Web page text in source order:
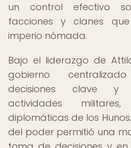
un control efectivo
facciones y clanes
imperio nómada.
Bajo el liderazgo de
gobierno
decisiones clave y
actividades
diplomáticas de los
del poder permitió una